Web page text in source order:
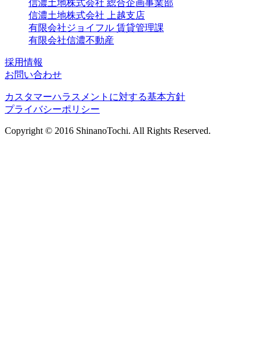
信濃土地株式会社 総合企画事業部
信濃土地株式会社 上越支店
有限会社ジョイフル 賃貸管理課
有限会社信濃不動産
採用情報
お問い合わせ
カスタマーハラスメントに対する基本方針
プライバシーポリシー
Copyright © 2016 ShinanoTochi. All Rights Reserved.